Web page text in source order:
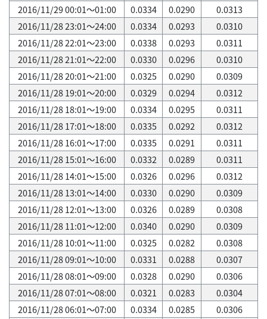
2016/11/29 00:01～01:00
0.0334 0.0290
0.0313
2016/11/28 23:01～24:00
0.0334 0.0293
0.0310
2016/11/28 22:01～23:00
0.0338 0.0293
0.0311
2016/11/28 21:01～22:00
0.0330 0.0296
0.0310
2016/11/28 20:01～21:00
0.0325 0.0290
0.0309
2016/11/28 19:01～20:00
0.0329 0.0294
0.0312
2016/11/28 18:01～19:00
0.0334 0.0295
0.0311
2016/11/28 17:01～18:00
0.0335 0.0292
0.0312
2016/11/28 16:01～17:00
0.0335 0.0291
0.0311
2016/11/28 15:01～16:00
0.0332 0.0289
0.0311
2016/11/28 14:01～15:00
0.0326 0.0296
0.0312
2016/11/28 13:01～14:00
0.0330 0.0290
0.0309
2016/11/28 12:01～13:00
0.0326 0.0289
0.0308
2016/11/28 11:01～12:00
0.0340 0.0290
0.0309
2016/11/28 10:01～11:00
0.0325 0.0282
0.0308
2016/11/28 09:01～10:00
0.0331 0.0288
0.0307
2016/11/28 08:01～09:00
0.0328 0.0290
0.0306
2016/11/28 07:01～08:00
0.0321 0.0283
0.0304
2016/11/28 06:01～07:00
0.0334 0.0285
0.0306